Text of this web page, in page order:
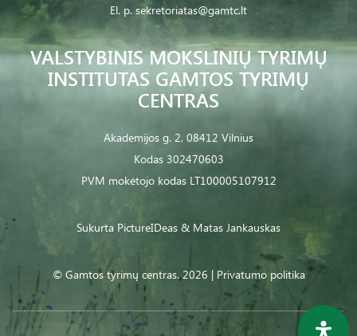
VALSTYBINIS MOKSLINIŲ TYRIMŲ
INSTITUTAS GAMTOS TYRIMŲ
CENTRAS
Akademijos g. 2, 08412 Vilnius
Kodas 302470603
PVM mokėtojo kodas LT100005107912
El. p. sekretoriatas@gamtc.lt
© Gamtos tyrimų centras. 2026 | Privatumo politika
Sukurta PictureIDeas & Matas Jankauskas